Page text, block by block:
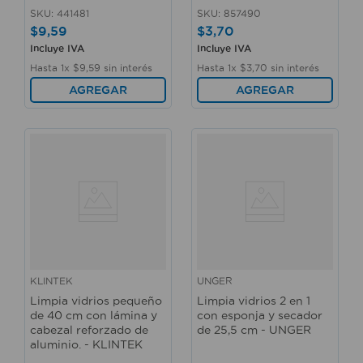
SKU: 441481
$9,59
Incluye IVA
Hasta 1x $9 59 sin interés
AGREGAR
SKU: 857490
$3,70
Incluye IVA
Hasta 1x $3 70 sin interés
AGREGAR
KLINTEK
Limpia vidrios pequeño
de 40 cm con lámina y
cabezal reforzado de
aluminio. - KLINTEK
UNGER
Limpia vidrios 2 en 1
con esponja y secador
de 25,5 cm - UNGER